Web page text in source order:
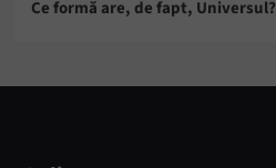
Ce formă are, de fapt, Universul?